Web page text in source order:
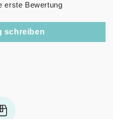
erste Bewertung
schreiben